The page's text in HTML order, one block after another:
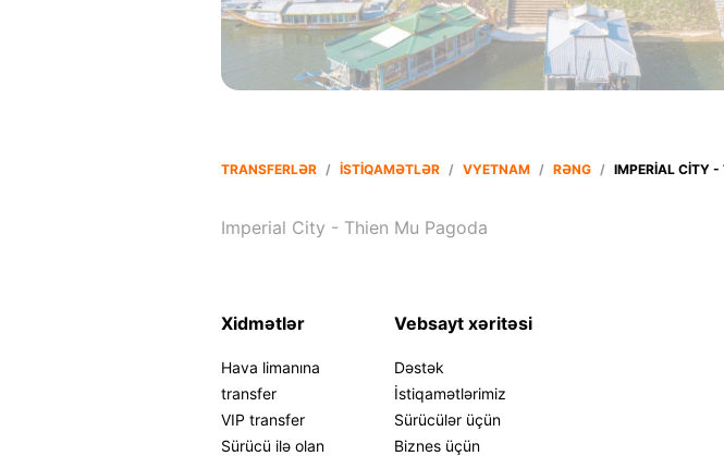
TRANSFERLƏR / İSTIQAMƏTLƏR / VYETNAM / RƏNG / IMPERIAL CITY -
Imperial City - Thien Mu Pagoda
Xidmətlər
Hava limanına
transfer
VIP transfer
Sürücü ilə olan
Vebsayt xəritəsi
Dəstək
İstiqamətlərimiz
Sürücülər üçün
Biznes üçün